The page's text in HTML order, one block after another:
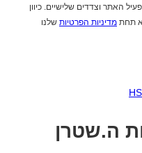
האתר וצדדים שלישיים. כיוון
תחת מדיניות הפרטיות שלנו
ה.שטרן